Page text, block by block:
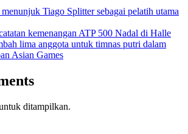
Tiago Splitter sebagai pelatih utama
kemenangan ATP 500 Nadal di Halle
lima anggota untuk timnas putri dalam
Asian Games
ditampilkan.